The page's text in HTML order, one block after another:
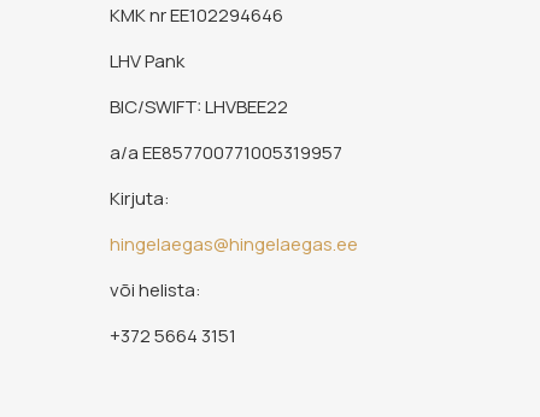
KMK nr EE102294646
LHV Pank
BIC/SWIFT: LHVBEE22
a/a EE857700771005319957
Kirjuta:
hingelaegas@hingelaegas.ee
või helista:
+372 5664 3151